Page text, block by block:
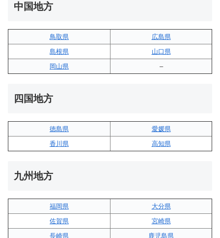
中国地方
鳥取県
広島県
島根県
山口県
岡山県
–
四国地方
徳島県
愛媛県
香川県
高知県
九州地方
福岡県
大分県
佐賀県
宮崎県
長崎県
鹿児島県